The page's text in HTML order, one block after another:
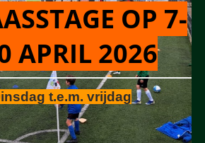
OP 7-
APRIL 2026
t.e.m. vrijdag